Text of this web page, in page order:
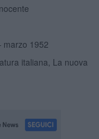
marzo 1952
italiana, La nuova